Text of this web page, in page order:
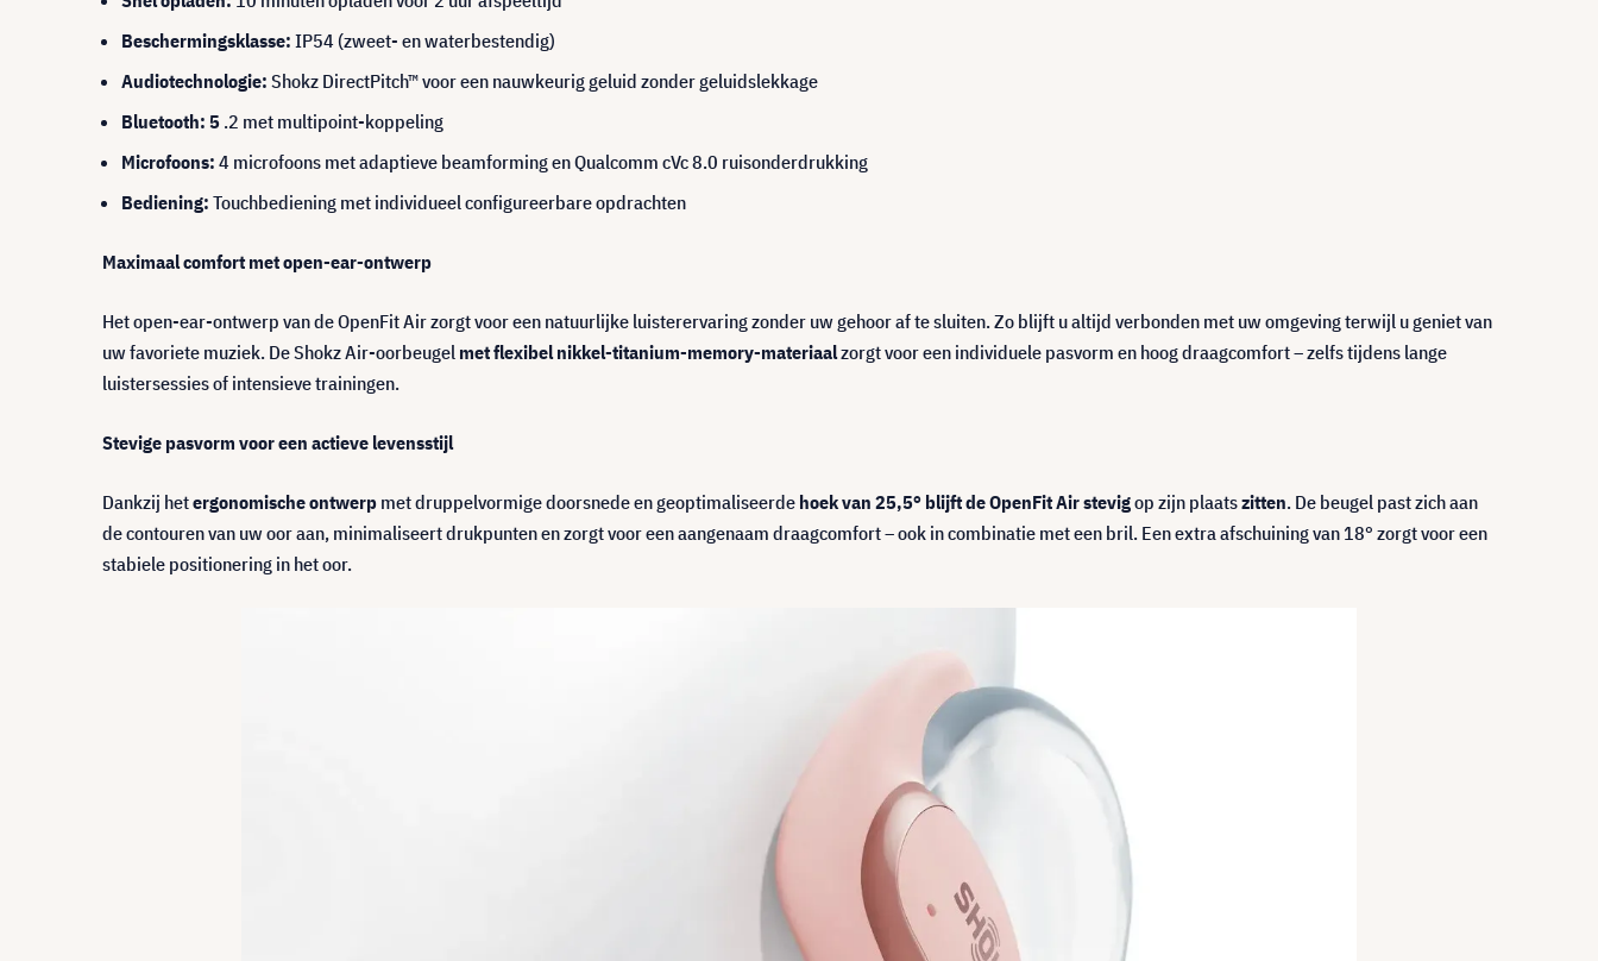
Beschermingsklasse: IP54 (zweet- en waterbestendig)
Audiotechnologie: Shokz DirectPitch™ voor een nauwkeurig geluid zonder geluidslekkage
Bluetooth: 5 .2 met multipoint-koppeling
Microfoons: 4 microfoons met adaptieve beamforming en Qualcomm cVc 8.0 ruisonderdrukking
Bediening: Touchbediening met individueel configureerbare opdrachten
Maximaal comfort met open-ear-ontwerp
Het open-ear-ontwerp van de OpenFit Air zorgt voor een natuurlijke luisterervaring zonder uw gehoor af te sluiten. Zo blijft u altijd verbonden met uw omgeving terwijl u geniet van
uw favoriete muziek. De Shokz Air-oorbeugel met flexibel nikkel-titanium-memory-materiaalzorgt voor een individuele pasvorm en hoog draagcomfort – zelfs tijdens lange
luistersessies of intensieve trainingen.
Stevige pasvorm voor een actieve levensstijl
Dankzij hetergonomische ontwerp met druppelvormige doorsnede en geoptimaliseerde hoek van 25,5° blijft de OpenFit Air stevigop zijn plaatszitten. De beugel past zich aan
de contouren van uw oor aan, minimaliseert drukpunten en zorgt voor een aangenaam draagcomfort – ook in combinatie met een bril. Een extra afschuining van 18° zorgt voor een
stabiele positionering in het oor.